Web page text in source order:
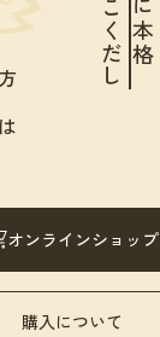
オンラインショップ
購入について